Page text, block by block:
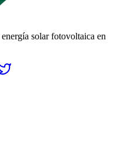
solar fotovoltaica en